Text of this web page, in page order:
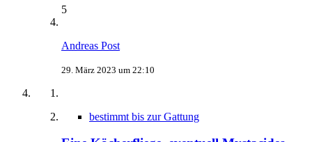
5
Andreas Post
29. März 2023 um 22:10
bestimmt bis zur Gattung